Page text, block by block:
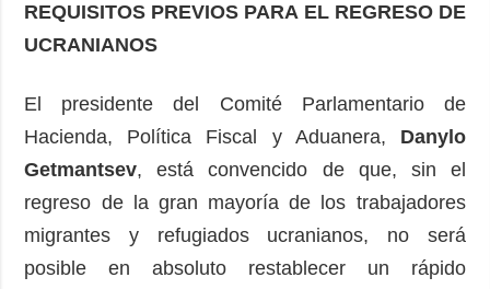
REQUISITOS PREVIOS PARA EL REGRESO DE
UCRANIANOS
El presidente del Comité Parlamentario de
Hacienda, Política Fiscal y Aduanera, Danylo
Getmantsev, está convencido de que, sin el
regreso de la gran mayoría de los trabajadores
migrantes y refugiados ucranianos, no será
posible en absoluto restablecer un rápido